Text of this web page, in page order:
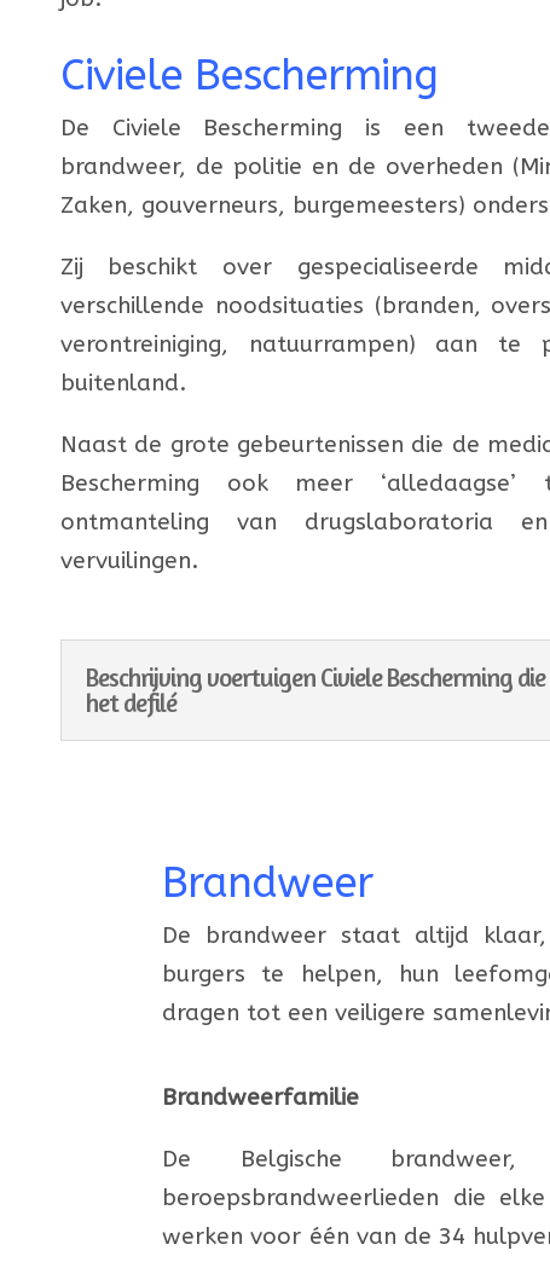
Civiele Bescherming
De Civiele Bescherming is een
brandweer, de politie en de overheden
Zaken, gouverneurs, burgemeesters)
Zij beschikt over gespecialiseerde
verschillende noodsituaties (branden,
verontreiniging, natuurrampen) aan te
buitenland.
Naast de grote gebeurtenissen die de
Bescherming ook meer
ontmanteling van drugslaboratoria
vervuilingen.
Beschrijving voertuigen Civiele Bescherming
het defilé
Brandweer
De brandweer staat altijd
burgers te helpen, hun
dragen tot een veiligere
Brandweerfamilie
De Belgische
beroepsbrandweerlieden die
werken voor één van de 34